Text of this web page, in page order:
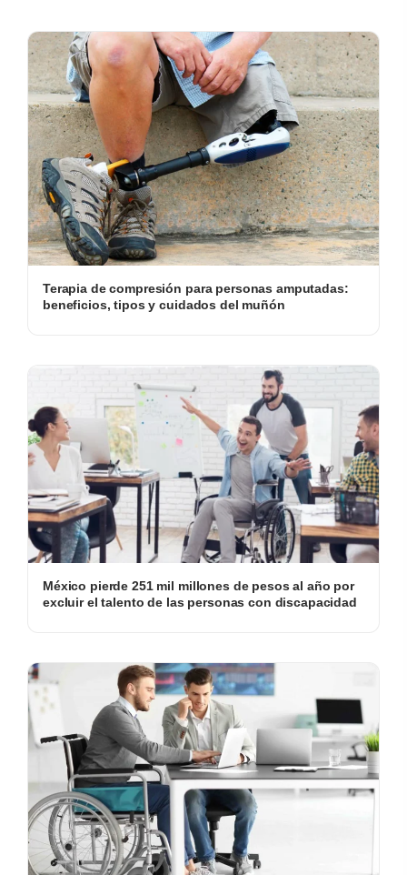
Terapia de compresión para personas amputadas:
beneficios, tipos y cuidados del muñón
México pierde 251 mil millones de pesos al año por
excluir el talento de las personas con discapacidad